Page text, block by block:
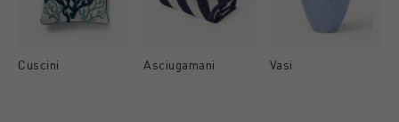
Cuscini Asciugamani Vasi